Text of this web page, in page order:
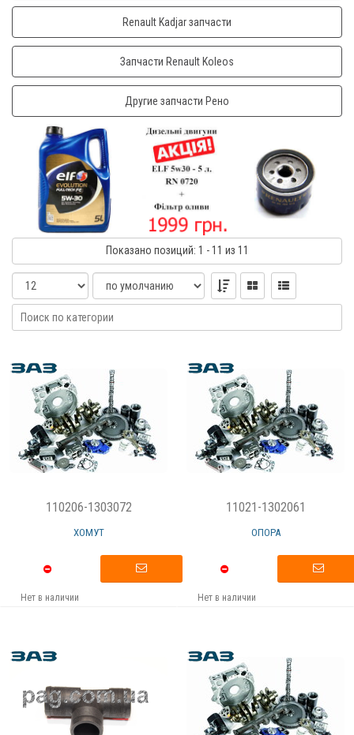
Renault Kadjar запчасти
Запчасти Renault Koleos
Другие запчасти Рено
Показано позиций: 1 - 11 из 11
110206-1303072
ХОМУТ
Нет в наличии
11021-1302061
ОПОРА
Нет в наличии